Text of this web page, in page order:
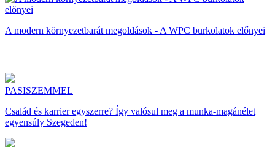
A modern környezetbarát megoldások - A WPC burkolatok előnyei
PASISZEMMEL
Család és karrier egyszerre? Így valósul meg a munka-magánélet
egyensúly Szegeden!